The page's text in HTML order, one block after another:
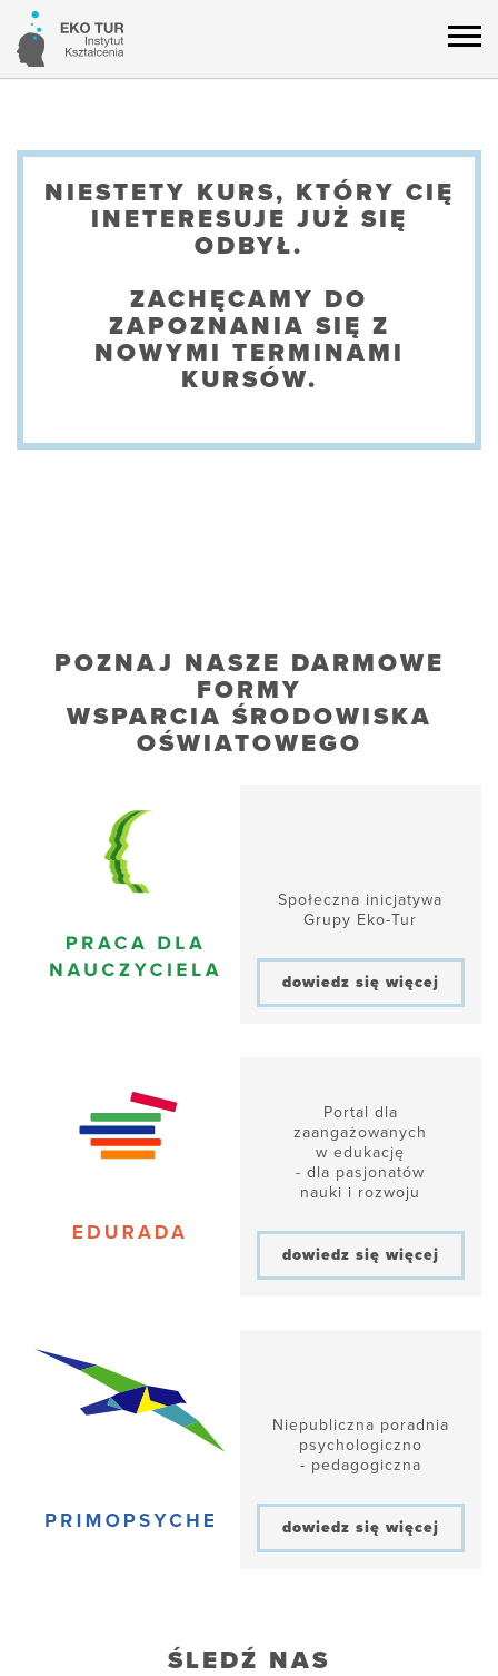
NIESTETY KURS, KTÓRY CIĘ
INETERESUJE JUŻ SIĘ
ODBYŁ.
ZACHĘCAMY DO
ZAPOZNANIA SIĘ Z
NOWYMI TERMINAMI
KURSÓW.
POZNAJ NASZE DARMOWE
FORMY
WSPARCIA ŚRODOWISKA
OŚWIATOWEGO
Społeczna inicjatywa
Grupy Eko-Tur
dowiedz się więcej
Portal dla
zaangażowanych
w edukację
- dla pasjonatów
nauki i rozwoju
dowiedz się więcej
Niepubliczna poradnia
psychologiczno
- pedagogiczna
dowiedz się więcej
ŚLEDŹ NAS